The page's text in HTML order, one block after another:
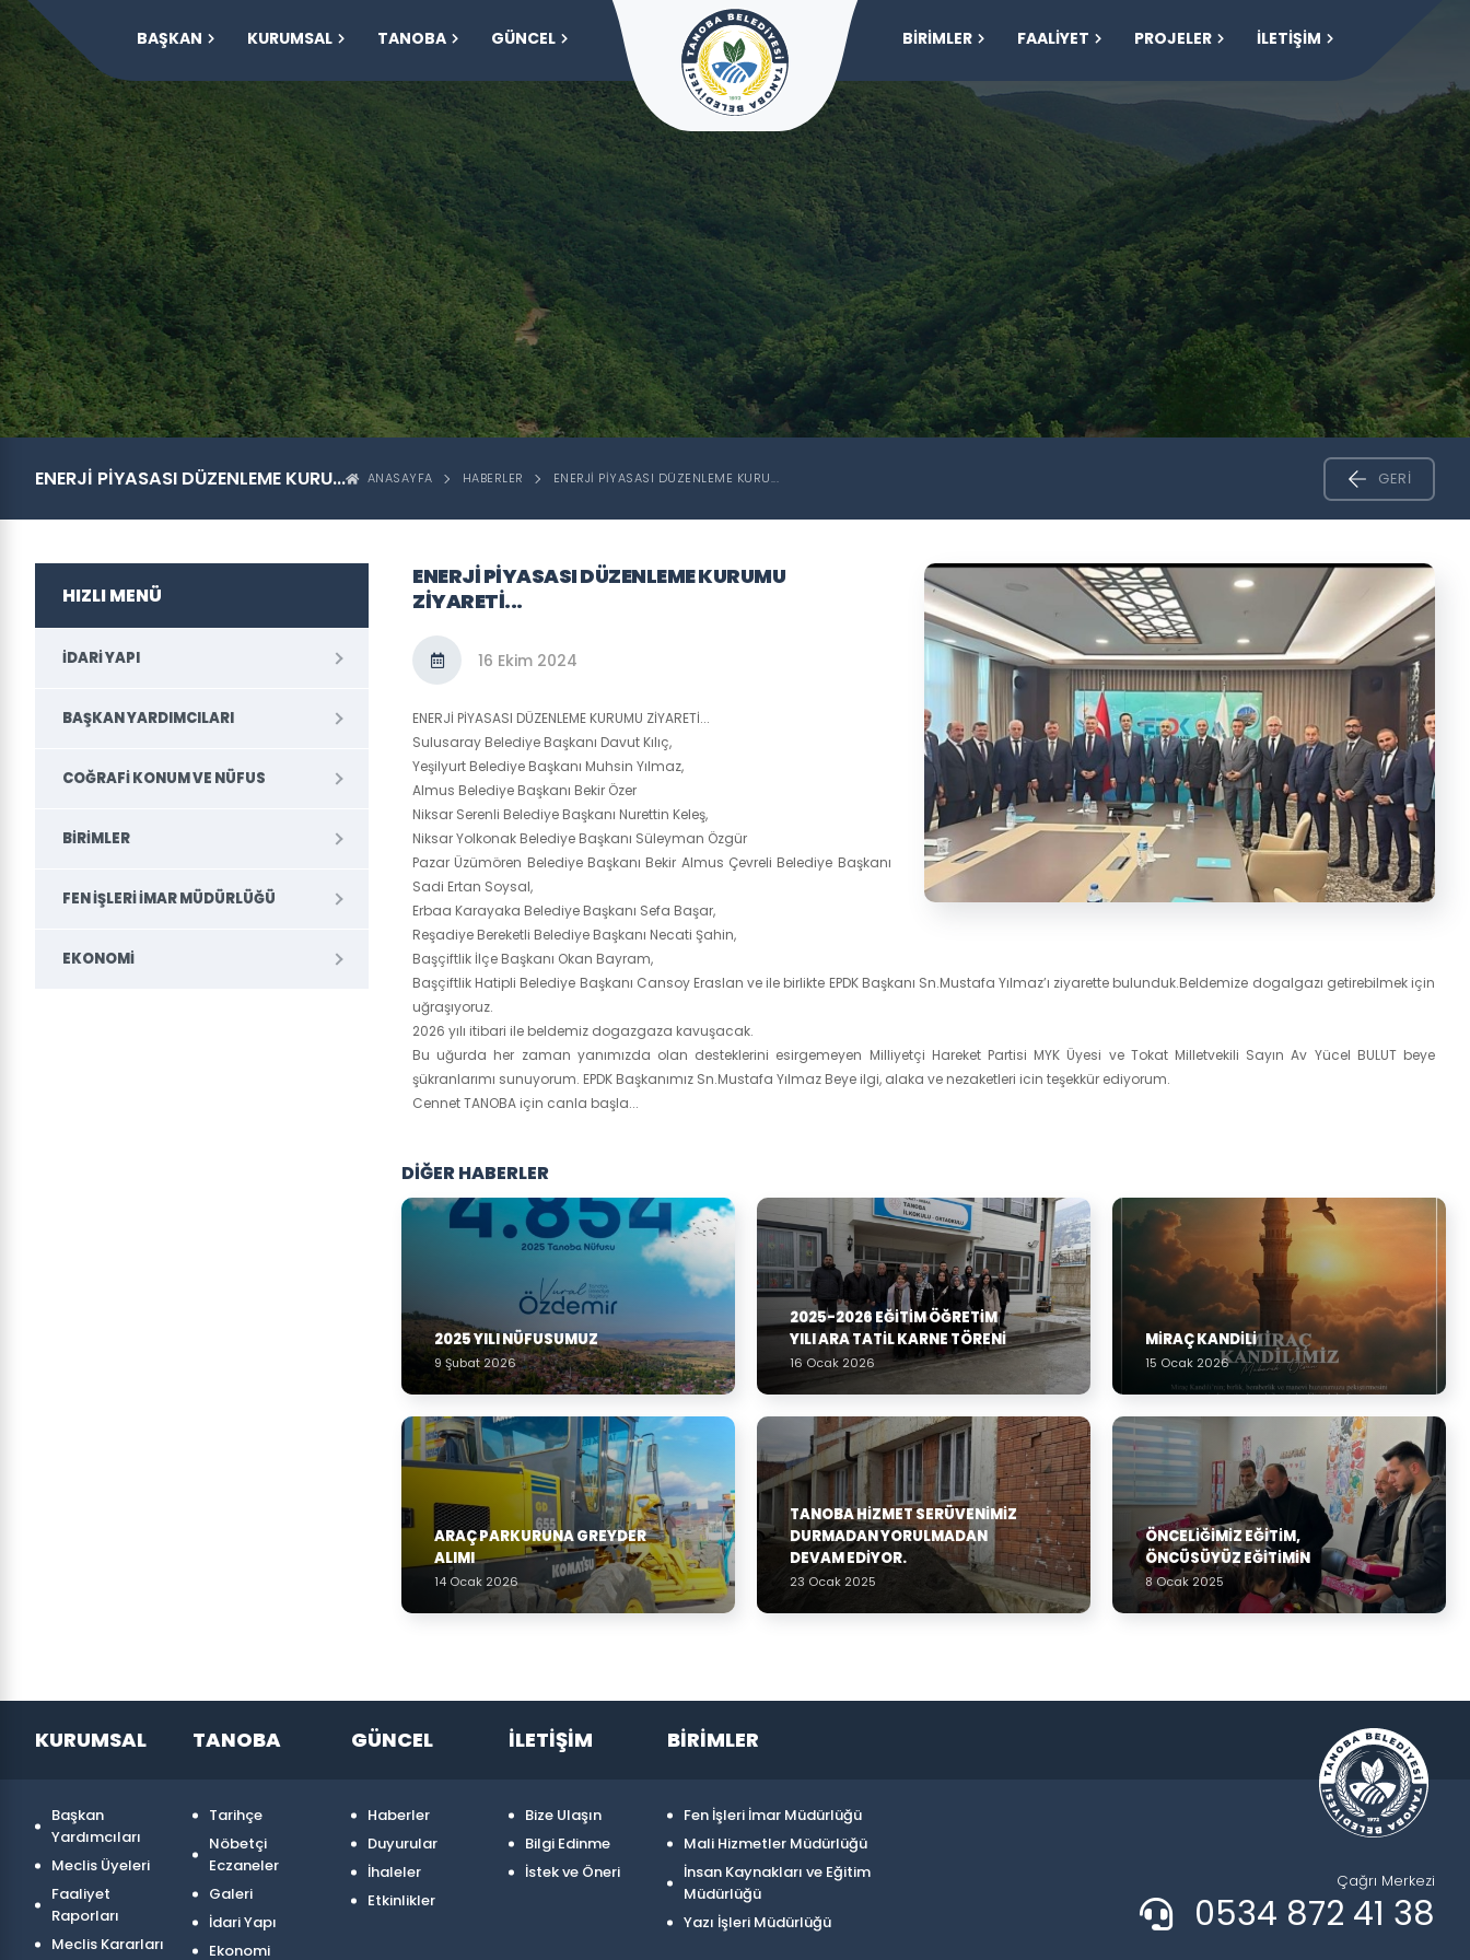
BAŞKAN KURUMSAL TANOBA GÜNCEL BİRİMLER FAALİYET PROJELER İLETİŞİM
ENERJİ PİYASASI DÜZENLEME KURU... ANASAYFA HABERLER ENERJİ PİYASASI DÜZENLEME KURU... GERI
ENERJİ PİYASASI DÜZENLEME KURUMU
ZİYARETİ...
16 Ekim 2024
ENERJİ PİYASASI DÜZENLEME KURUMU ZİYARETİ...
Sulusaray Belediye Başkanı Davut Kılıç,
Yeşilyurt Belediye Başkanı Muhsin Yılmaz,
Almus Belediye Başkanı Bekir Özer
Niksar Serenli Belediye Başkanı Nurettin Keleş,
Niksar Yolkonak Belediye Başkanı Süleyman Özgür
Pazar Üzümören Belediye Başkanı Bekir Almus Çevreli Belediye Başkanı
Sadi Ertan Soysal,
Erbaa Karayaka Belediye Başkanı Sefa Başar,
Reşadiye Bereketli Belediye Başkanı Necati Şahin,
Başçiftlik İlçe Başkanı Okan Bayram,
Başçiftlik Hatipli Belediye Başkanı Cansoy Eraslan ve ile birlikte EPDK Başkanı Sn.Mustafa Yılmaz’ı ziyarette bulunduk.Beldemize dogalgazı getirebilmek için
uğraşıyoruz.
2026 yılı itibari ile beldemiz dogazgaza kavuşacak.
Bu uğurda her zaman yanımızda olan desteklerini esirgemeyen Milliyetçi Hareket Partisi MYK Üyesi ve Tokat Milletvekili Sayın Av Yücel BULUT beye
şükranlarımı sunuyorum. EPDK Başkanımız Sn.Mustafa Yılmaz Beye ilgi, alaka ve nezaketleri icin teşekkür ediyorum.
Cennet TANOBA için canla başla...
DİĞER HABERLER
2025 YILI NÜFUSUMUZ
9 Şubat 2026
2025-2026 EĞITIM ÖĞRETIM
YILI ARA TATIL KARNE TÖRENI
16 Ocak 2026
MİRAÇ KANDİLİ
15 Ocak 2026
ARAÇ PARKURUNA GREYDER
ALIMI
14 Ocak 2026
TANOBA HIZMET SERÜVENIMIZ
DURMADAN YORULMADAN
DEVAM EDIYOR.
23 Ocak 2025
ÖNCELIĞIMIZ EĞITIM,
ÖNCÜSÜYÜZ EĞITIMIN
8 Ocak 2025
HIZLI MENÜ
İDARI YAPI
BAŞKAN YARDIMCILARI
COĞRAFI KONUM VE NÜFUS
BİRİMLER
FEN İŞLERI İMAR MÜDÜRLÜĞÜ
EKONOMI
KURUMSAL
Başkan
Yardımcıları
Meclis Üyeleri
Faaliyet
Raporları
Meclis Kararları
TANOBA
Tarihçe
Nöbetçi
Eczaneler
Galeri
İdari Yapı
Ekonomi
GÜNCEL
Haberler
Duyurular
İhaleler
Etkinlikler
İLETİŞİM
Bize Ulaşın
Bilgi Edinme
İstek ve Öneri
BİRİMLER
Fen İşleri İmar Müdürlüğü
Mali Hizmetler Müdürlüğü
İnsan Kaynakları ve Eğitim
Müdürlüğü
Yazı İşleri Müdürlüğü
Çağrı Merkezi
0534 872 41 38